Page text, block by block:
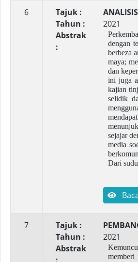
6 Tajuk :
Tahun :
2021
Abstrak
:
dengan
berbeza
maya;
dan
ini juga
kajian
selidik
sejajar
media
Dari
7 Tajuk :
Tahun :
2021
Abstrak
memberi